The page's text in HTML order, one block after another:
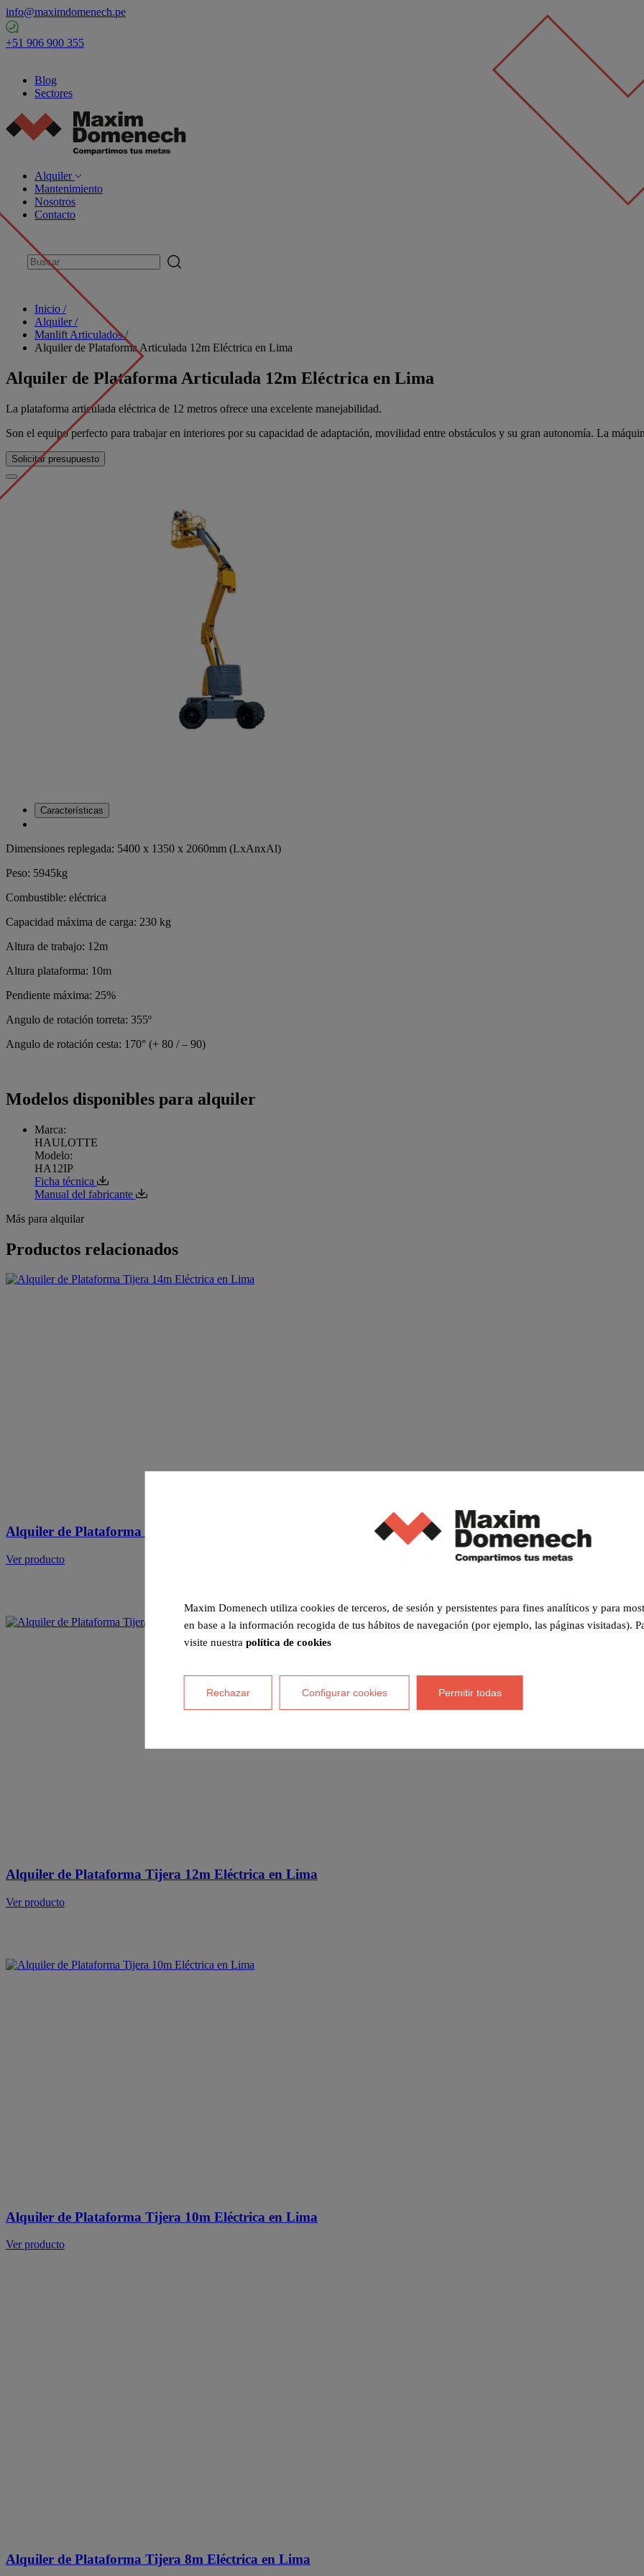
info@maximdomenech.pe
+51 906 900 355
Blog
Sectores
Alquiler
Mantenimiento
Nosotros
Contacto
Inicio /
Alquiler /
Manlift Articulados /
Alquiler de Plataforma Articulada 12m Eléctrica en Lima
Alquiler de Plataforma Articulada 12m Eléctrica en Lima
La plataforma articulada eléctrica de 12 metros ofrece una excelente manejabilidad.
Son el equipo perfecto para trabajar en interiores por su capacidad de adaptación, movilidad entre obstáculos y su gran autonomía. La
Solicitar presupuesto
Características
Dimensiones replegada: 5400 x 1350 x 2060mm (LxAnxAl)
Peso: 5945kg
Combustible: eléctrica
Capacidad máxima de carga: 230 kg
Altura de trabajo: 12m
Altura plataforma: 10m
Pendiente máxima: 25%
Angulo de rotación torreta: 355º
Angulo de rotación cesta: 170° (+ 80 / – 90)
Modelos disponibles para alquiler
Marca:
HAULOTTE
Modelo:
HA12IP
Ficha técnica
Manual del fabricante
Más para alquilar
Productos relacionados
Alquiler de Plataforma Tijera 14m Eléctrica en Lima
Ver producto
Alquiler de Plataforma Tijera 12m Eléctrica en Lima
Ver producto
Alquiler de Plataforma Tijera 10m Eléctrica en Lima
Ver producto
Alquiler de Plataforma Tijera 8m Eléctrica en Lima
Maxim Domenech utiliza cookies de terceros, de sesión y persistentes para fines analíticos y para
en base a la información recogida de tus hábitos de navegación (por ejemplo, las páginas visitadas).
visite nuestra política de cookies
Rechazar Configurar cookies Permitir todas